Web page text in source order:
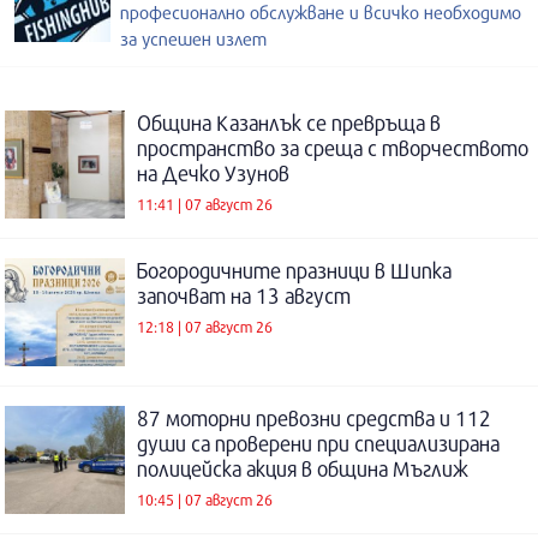
професионално обслужване и всичко необходимо
за успешен излет
Община Казанлък се превръща в
пространство за среща с творчеството
на Дечко Узунов
11:41 | 07 август 26
Богородичните празници в Шипка
започват на 13 август
12:18 | 07 август 26
87 моторни превозни средства и 112
души са проверени при специализирана
полицейска акция в община Мъглиж
10:45 | 07 август 26